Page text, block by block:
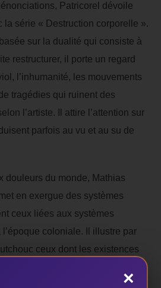
Patricorel dévoile
la série « Destruction corporelle ».
sur la dualité qui consiste à
restructurer, il porte un regard
l’inhumanité, les mouvements
tragédies qui ruinent des
l’artiste. Il attire l’attention sur
parfois au vu et au su de
douleurs du monde, Mathias
en exergue des systèmes
ceux liées aux systèmes
coloniale. Il illustre par
ceux dont les existences
ces rapports de forces.
×